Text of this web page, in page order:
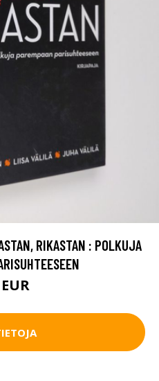
RIKASTAN : POLKUJA